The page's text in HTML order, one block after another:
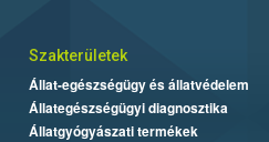
Szakterületek
Állat-egészségügy és állatvédelem
Állategészségügyi diagnosztika
Állatgyógyászati termékek